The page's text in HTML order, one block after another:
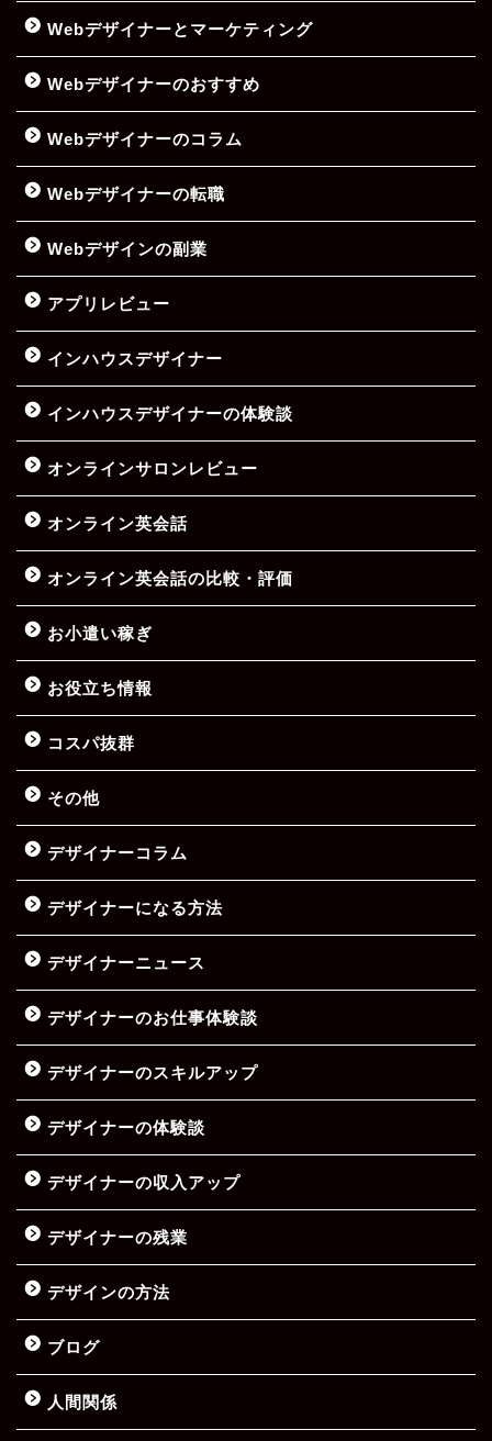
Webデザイナーとマーケティング
Webデザイナーのおすすめ
Webデザイナーのコラム
Webデザイナーの転職
Webデザインの副業
アプリレビュー
インハウスデザイナー
インハウスデザイナーの体験談
オンラインサロンレビュー
オンライン英会話
オンライン英会話の比較・評価
お小遣い稼ぎ
お役立ち情報
コスパ抜群
その他
デザイナーコラム
デザイナーになる方法
デザイナーニュース
デザイナーのお仕事体験談
デザイナーのスキルアップ
デザイナーの体験談
デザイナーの収入アップ
デザイナーの残業
デザインの方法
ブログ
人間関係